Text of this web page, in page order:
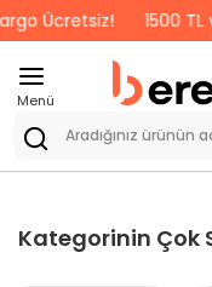
Ücretsiz! 1500
Menü
Kategorinin Çok